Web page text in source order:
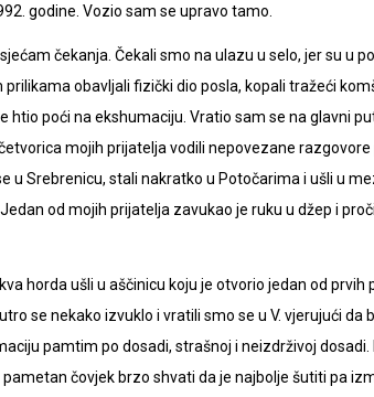
godine. Vozio sam se upravo tamo.
čekanja. Čekali smo na ulazu u selo, jer su u
prilikama obavljali fizički dio posla, kopali tražeći
htio poći na ekshumaciju. Vratio sam se na glavni
mojih prijatelja vodili nepovezane
u Srebrenicu, stali nakratko u Potočarima i ušli u
od mojih prijatelja zavukao je ruku u džep i
horda ušli u aščinicu koju je otvorio jedan od
se nekako izvuklo i vratili smo se u V. vjerujući
pamtim po dosadi, strašnoj i neizdrživoj
čovjek brzo shvati da je najbolje šutiti pa